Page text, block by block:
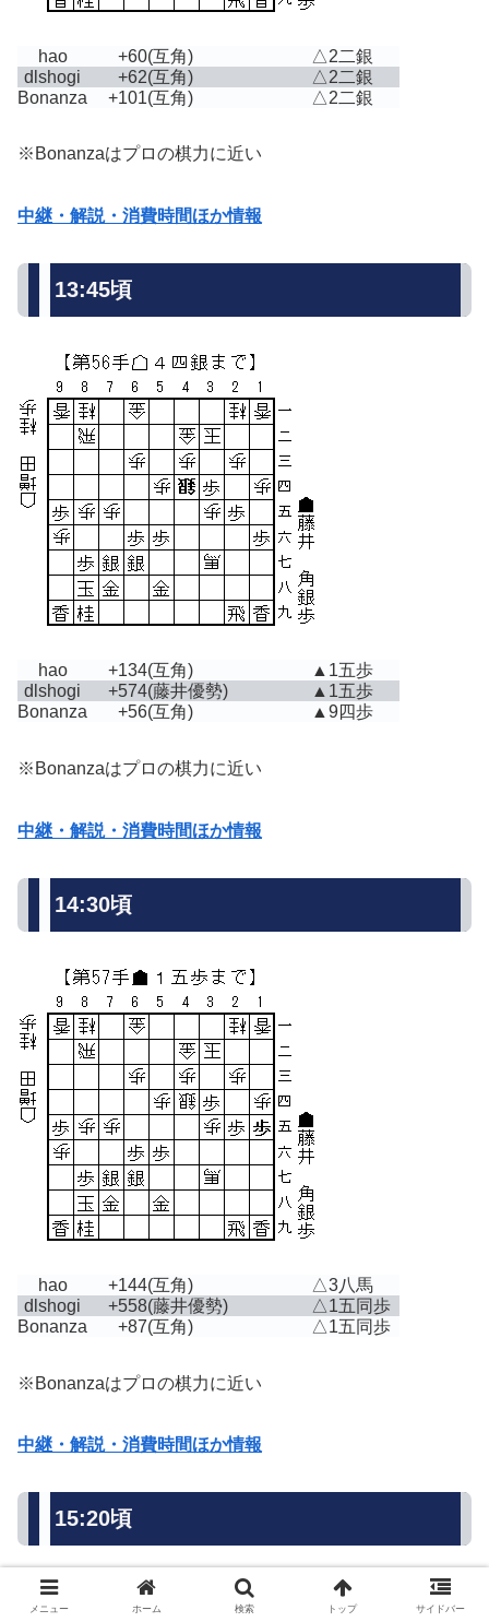
hao +60(互角)
△2二銀
dlshogi
+62(互角)
△2二銀
Bonanza
+101(互角) △2二銀
※Bonanzaはプロの棋力に近い
中継・解説・消費時間ほか情報
13:45頃
hao +134(互角)
▲1五歩
dlshogi
+574(藤井優勢)
▲1五歩
Bonanza
+56(互角) ▲9四歩
※Bonanzaはプロの棋力に近い
中継・解説・消費時間ほか情報
14:30頃
hao +144(互角)
△3八馬
dlshogi
+558(藤井優勢)
△1五同歩
Bonanza
+87(互角) △1五同歩
※Bonanzaはプロの棋力に近い
中継・解説・消費時間ほか情報
15:20頃
メニュー ホーム 検索 トップ サイドバー